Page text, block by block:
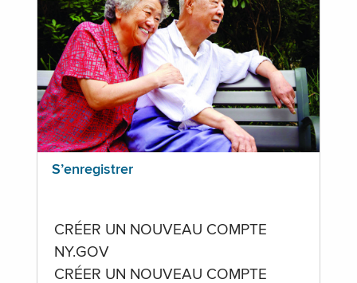
S’enregistrer
CRÉER UN NOUVEAU COMPTE
NY.GOV
CRÉER UN NOUVEAU COMPTE